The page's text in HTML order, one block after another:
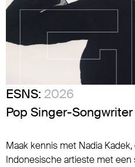
ESNS: 2026
Pop Singer-Songwriter
Maak kennis met Nadia
Indonesische artieste met een